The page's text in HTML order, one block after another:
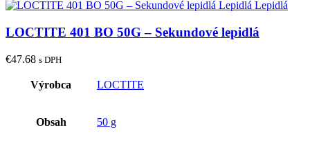
LOCTITE 401 BO 50G – Sekundové lepidlá
€47.68 s DPH
Výrobca LOCTITE
Obsah 50 g